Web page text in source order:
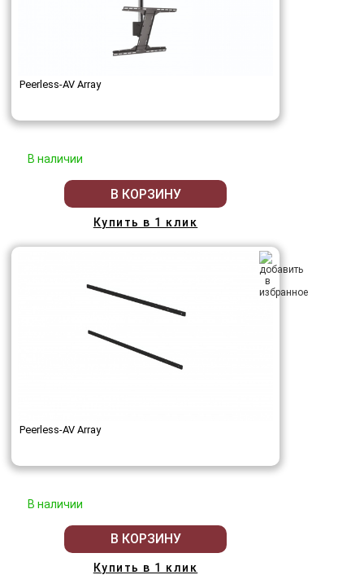
Peerless-AV Array
В наличии
В КОРЗИНУ
Купить в 1 клик
Peerless-AV Array
В наличии
В КОРЗИНУ
Купить в 1 клик